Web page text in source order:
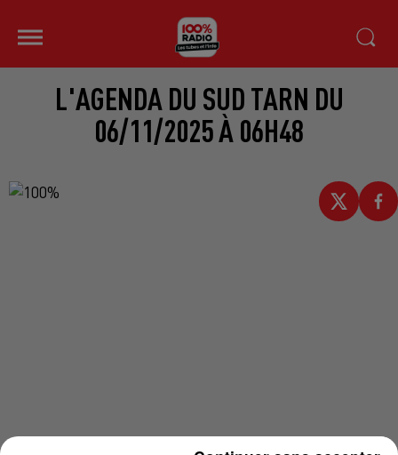
L'AGENDA DU SUD TARN DU
06/11/2025 À 06H48